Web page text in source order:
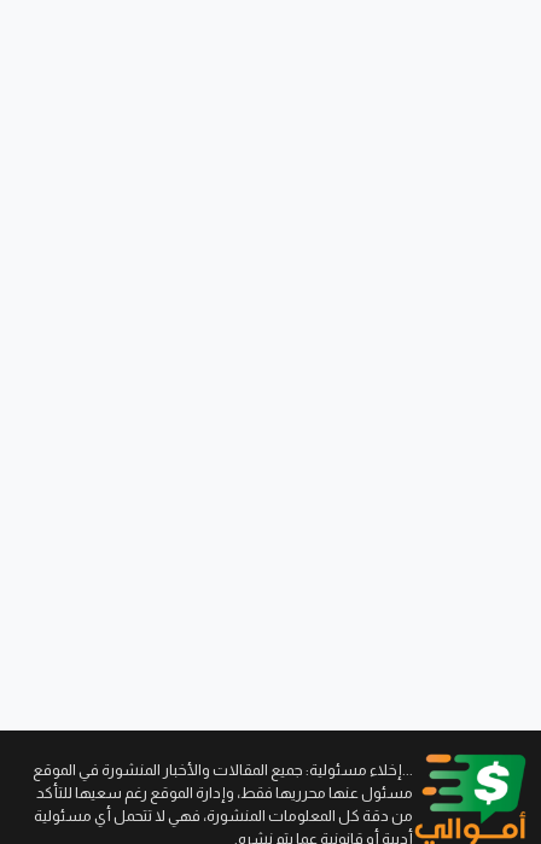
...إخلاء مسئولية: جميع المقالات والأخبار المنشورة في الموقع
مسئول عنها محرريها فقط، وإدارة الموقع رغم سعيها للتأكد
من دقة كل المعلومات المنشورة، فهي لا تتحمل أي مسئولية
أدبية أو قانونية عما يتم نشره.